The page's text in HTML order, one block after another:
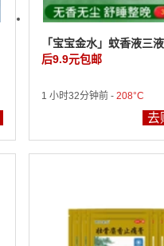
「宝宝金水」蚊香液三
后9.9元包邮
1 小时32分钟前 - 208°C
去